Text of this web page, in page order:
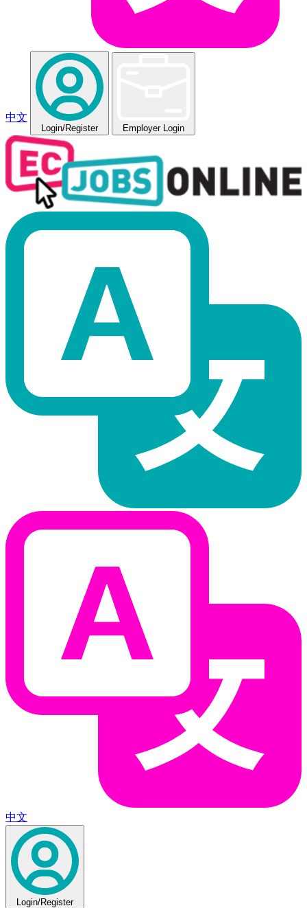
中文
Login/Register Employer Login
中文
Login/Register